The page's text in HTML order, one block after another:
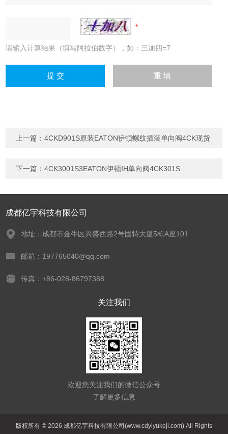
请输入计算结果（填写阿拉伯数字），如：三加四=7
上一篇：4CKD901S原装EATON伊顿螺纹插装单向阀4CK现货
下一篇：4CK3001S3EATON伊顿IH单向阀4CK301S
成都亿宇科技有限公司
地址：成都市金牛区兴盛西路2号固特大厦5栋A座101
邮箱：197765040@qq.com
传真：+86-028-86797388
关注我们
欢迎您关注我们的微信公众号
了解更多信息
版权所有 © 2026 成都亿宇科技有限公司(www.cdyiyukeji.com) All Rights